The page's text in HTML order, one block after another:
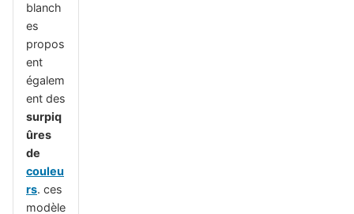
blanch
es
propos
ent
égalem
ent des
surpiq
ûres
de
couleu
rs. ces
modèle